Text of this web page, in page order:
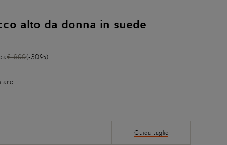
alto da donna in suede
€ 690(-30%)
Guida taglie